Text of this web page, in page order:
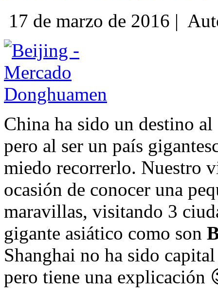
17 de marzo de 2016 |
China ha sido un destino
pero al ser un país
miedo recorrerlo. Nuestro
ocasión de conocer una
maravillas, visitando 3
gigante asiático como son
Shanghai no ha sido
pero tiene una explicación